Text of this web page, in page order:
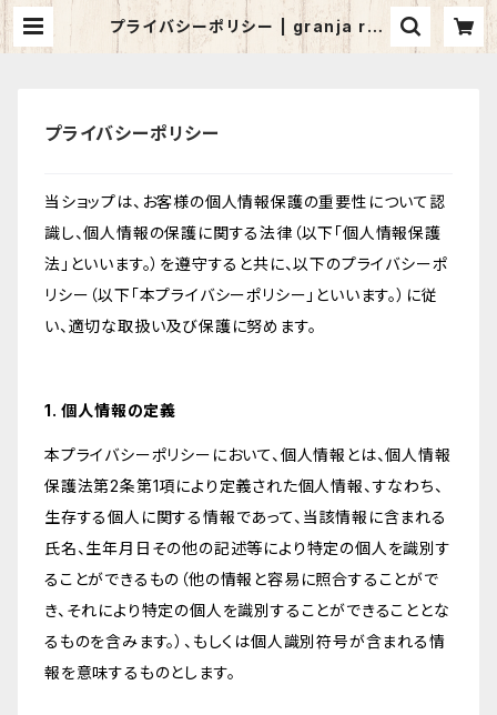
プライバシーポリシー | granja rur
al
プライバシーポリシー
当ショップは、お客様の個人情報保護の重要性について認
識し、個人情報の保護に関する法律（以下「個人情報保護
法」といいます。）を遵守すると共に、以下のプライバシーポ
リシー（以下「本プライバシーポリシー」といいます。）に従
い、適切な取扱い及び保護に努めます。
1. 個人情報の定義
本プライバシーポリシーにおいて、個人情報とは、個人情報
保護法第2条第1項により定義された個人情報、すなわち、
生存する個人に関する情報であって、当該情報に含まれる
氏名、生年月日その他の記述等により特定の個人を識別す
ることができるもの（他の情報と容易に照合することがで
き、それにより特定の個人を識別することができることとな
るものを含みます。）、もしくは個人識別符号が含まれる情
報を意味するものとします。